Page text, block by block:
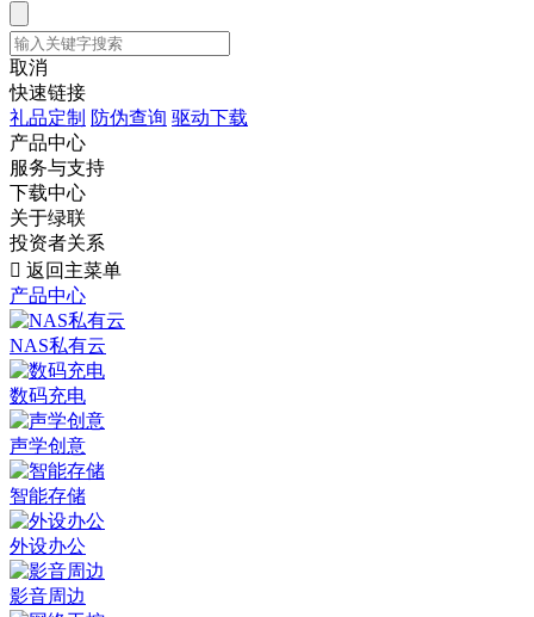
取消
快速链接
礼品定制 防伪查询 驱动下载
产品中心
服务与支持
下载中心
关于绿联
投资者关系
 返回主菜单
产品中心
NAS私有云
数码充电
声学创意
智能存储
外设办公
影音周边